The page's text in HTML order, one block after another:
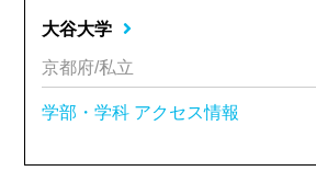
大谷大学
京都府/私立
学部・学科 アクセス情報